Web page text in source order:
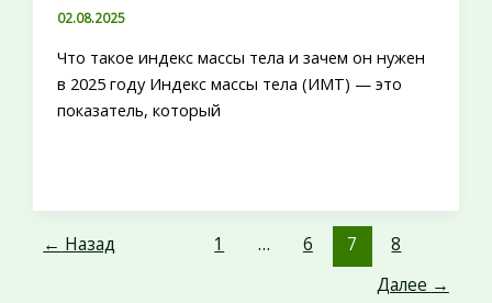
02.08.2025
Что такое индекс массы тела и зачем он нужен
в 2025 году Индекс массы тела (ИМТ) — это
показатель, который
← Назад 1 … 6 7
8
Далее →